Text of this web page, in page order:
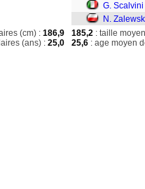
G. Scalvini
N.
(cm) : 186,9
(ans) : 25,0
185,2 : taille
25,6 : age moyen